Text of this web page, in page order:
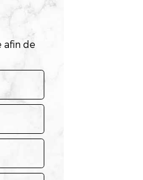
afin de